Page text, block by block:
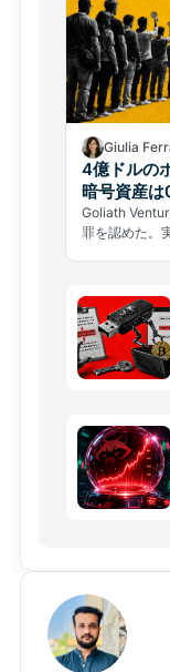
Giulia
4億ドルの
暗号資産
Goliath
罪を認めた。